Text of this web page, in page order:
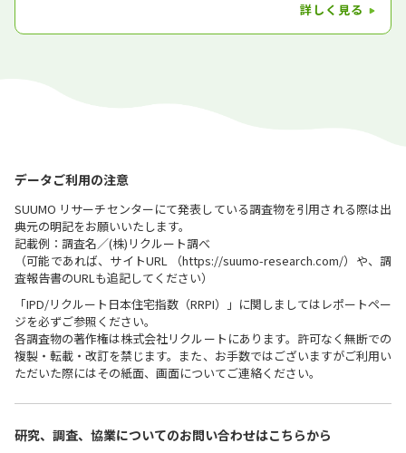
詳しく見る
データご利用の注意
SUUMO リサーチセンターにて発表している調査物を引用される際は出
典元の明記をお願いいたします。
記載例：調査名／(株)リクルート調べ
（可能であれば、サイトURL （https://suumo-research.com/）や、調
査報告書のURLも追記してください）
「IPD/リクルート日本住宅指数（RRPI）」に関しましてはレポートペー
ジを必ずご参照ください。
各調査物の著作権は株式会社リクルートにあります。許可なく無断での
複製・転載・改訂を禁じます。また、お手数ではございますがご利用い
ただいた際にはその紙面、画面についてご連絡ください。
研究、調査、協業についてのお問い合わせはこちらから